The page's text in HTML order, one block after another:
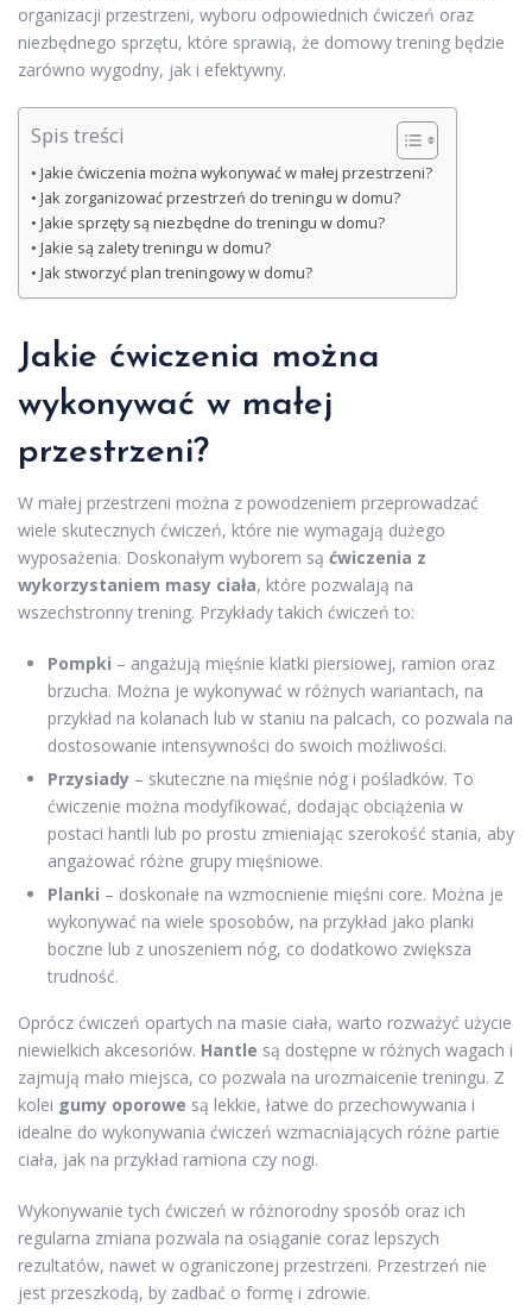
organizacji przestrzeni, wyboru odpowiednich ćwiczeń oraz
niezbędnego sprzętu, które sprawią, że domowy trening będzie
zarówno wygodny, jak i efektywny.
Spis treści
Jakie ćwiczenia można wykonywać w małej przestrzeni?
Jak zorganizować przestrzeń do treningu w domu?
Jakie sprzęty są niezbędne do treningu w domu?
Jakie są zalety treningu w domu?
Jak stworzyć plan treningowy w domu?
Jakie ćwiczenia można
wykonywać w małej
przestrzeni?
W małej przestrzeni można z powodzeniem przeprowadzać
wiele skutecznych ćwiczeń, które nie wymagają dużego
wyposażenia. Doskonałym wyborem są ćwiczenia z
wykorzystaniem masy ciała, które pozwalają na
wszechstronny trening. Przykłady takich ćwiczeń to:
Pompki – angażują mięśnie klatki piersiowej, ramion oraz
brzucha. Można je wykonywać w różnych wariantach, na
przykład na kolanach lub w staniu na palcach, co pozwala na
dostosowanie intensywności do swoich możliwości.
Przysiady – skuteczne na mięśnie nóg i pośladków. To
ćwiczenie można modyfikować, dodając obciążenia w
postaci hantli lub po prostu zmieniając szerokość stania, aby
angażować różne grupy mięśniowe.
Planki – doskonałe na wzmocnienie mięśni core. Można je
wykonywać na wiele sposobów, na przykład jako planki
boczne lub z unoszeniem nóg, co dodatkowo zwiększa
trudność.
Oprócz ćwiczeń opartych na masie ciała, warto rozważyć użycie
niewielkich akcesoriów. Hantle są dostępne w różnych wagach i
zajmują mało miejsca, co pozwala na urozmaicenie treningu. Z
kolei gumy oporowe są lekkie, łatwe do przechowywania i
idealne do wykonywania ćwiczeń wzmacniających różne partie
ciała, jak na przykład ramiona czy nogi.
Wykonywanie tych ćwiczeń w różnorodny sposób oraz ich
regularna zmiana pozwala na osiąganie coraz lepszych
rezultatów, nawet w ograniczonej przestrzeni. Przestrzeń nie
jest przeszkodą, by zadbać o formę i zdrowie.